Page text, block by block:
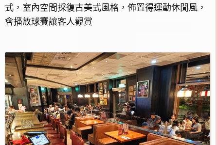
式，室內空間採復古美式風格，佈置得運動休閒風，
會播放球賽讓客人觀賞